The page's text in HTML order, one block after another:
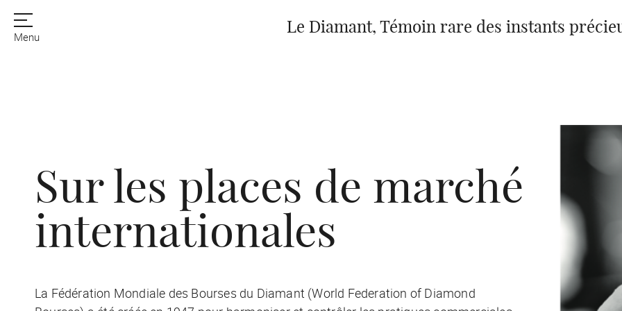
Le Diamant, Témoin rare des instants
Menu
Sur les places de marché
internationales
La Fédération Mondiale des Bourses du Diamant (World Federation of Diamond